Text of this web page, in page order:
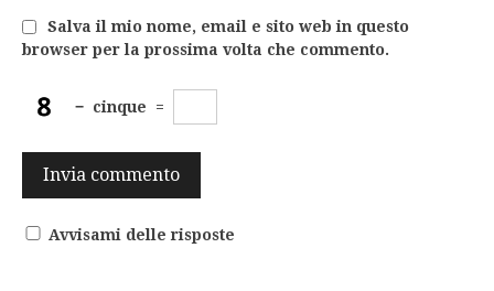
Salva il mio nome, email e sito web in questo
browser per la prossima volta che commento.
− cinque =
Avvisami delle risposte